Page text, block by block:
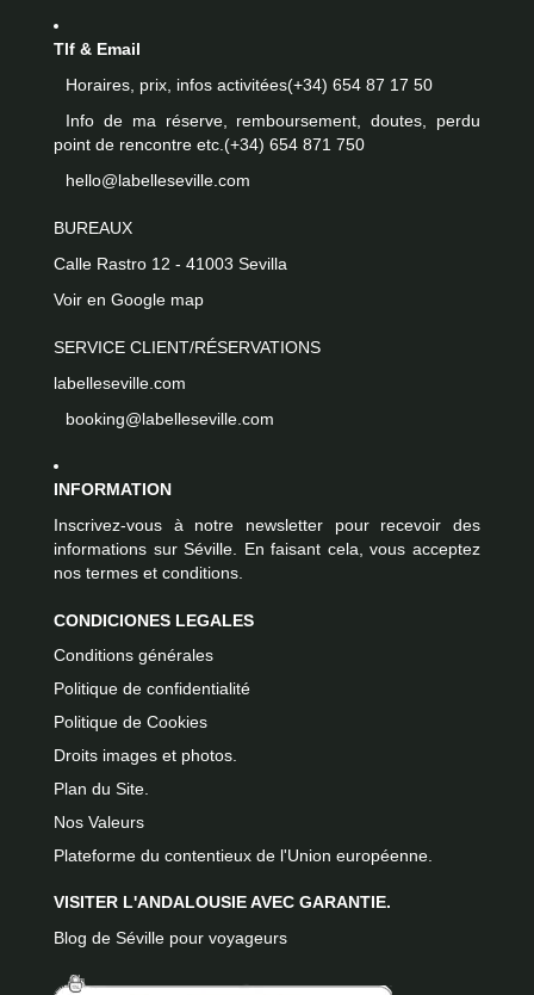
Tlf & Email
Horaires, prix, infos activitées(+34) 654 87 17 50
Info de ma réserve, remboursement, doutes, perdu
point de rencontre etc. (+34) 654 871 750
hello@labelleseville.com
BUREAUX
Calle Rastro 12 - 41003 Sevilla
Voir en Google map
SERVICE CLIENT/RÉSERVATIONS
labelleseville.com
booking@labelleseville.com
INFORMATION
Inscrivez-vous à notre newsletter pour recevoir des
informations sur Séville. En faisant cela, vous acceptez
nos termes et conditions.
CONDICIONES LEGALES
Conditions générales
Politique de confidentialité
Politique de Cookies
Droits images et photos.
Plan du Site.
Nos Valeurs
Plateforme du contentieux de l'Union européenne.
VISITER L'ANDALOUSIE AVEC GARANTIE.
Blog de Séville pour voyageurs